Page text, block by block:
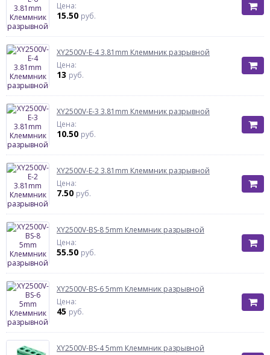
Цена:
15.50 руб.
XY2500V-E-4 3.81mm Клеммник разрывной
Цена:
13 руб.
XY2500V-E-3 3.81mm Клеммник разрывной
Цена:
10.50 руб.
XY2500V-E-2 3.81mm Клеммник разрывной
Цена:
7.50 руб.
XY2500V-BS-8 5mm Клеммник разрывной
Цена:
55.50 руб.
XY2500V-BS-6 5mm Клеммник разрывной
Цена:
45 руб.
XY2500V-BS-4 5mm Клеммник разрывной